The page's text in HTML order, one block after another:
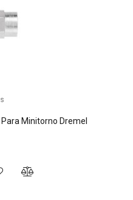
Minitorno Dremel